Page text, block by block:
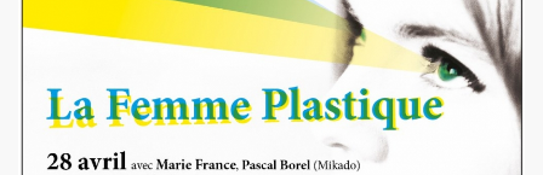
2015 a decembre 2015.
2014 a decembre 2014.